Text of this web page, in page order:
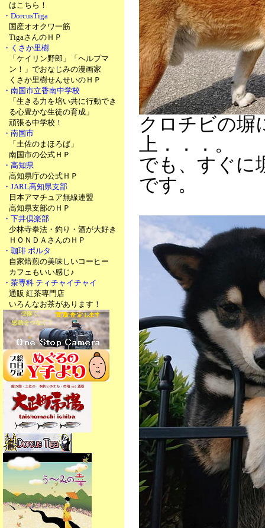
はこちら！
・DorcusTiga
国産オオクワ一筋
TigaさんのＨＰ
・くさか里樹
「ケイリン野郎」「ヘルプマ
ン！」でおなじみの漫画家
くさか里樹せんせいのＨＰ
・南国市立香南中学校
「生きる力を培い共に行動でき
る心豊かな生徒の育成」
頑張る中学校！
・南国市
「土佐のまほろば」
南国市の公式ＨＰ
・高知県
高知県庁の公式ＨＰ
・JARL高知県支部
日本アマチュア無線連盟
高知県支部のＨＰ
・下井倶楽部
少林寺拳法・釣り・酒が大好き
ＨＯＮＤＡさんのＨＰ
・珈琲 ポルタ
自家焙煎の美味しいコーヒー
カフェもいい感じ♪
・茶専科 ティチャイチャイ
通販 紅茶専門店
いろんなお茶があります！
クロチビの塀
上．．．。
でも、すぐに
です。